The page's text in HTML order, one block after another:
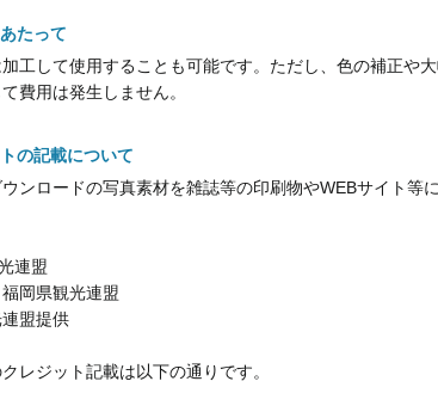
たって
工して使用することも可能です。ただし、色の補正や
費用は発生しません。
の記載について
ンロードの写真素材を雑誌等の印刷物やWEBサイト等
連盟
岡県観光連盟
盟提供
レジット記載は以下の通りです。